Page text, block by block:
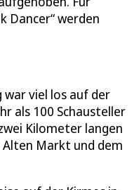
Dancer“ werden
viel los auf der
als 100 Schausteller
Kilometer langen
Alten Markt und dem